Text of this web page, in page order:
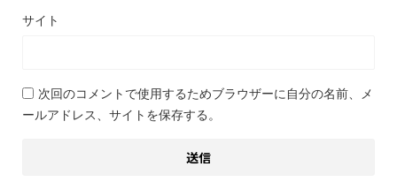
サイト
次回のコメントで使用するためブラウザーに自分の名前、メ
ールアドレス、サイトを保存する。